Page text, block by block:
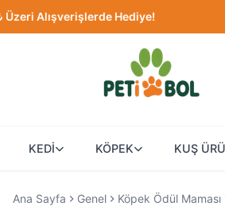
Hediye!
KEDİ KÖPEK KUŞ
Ana Sayfa Genel Köpek Ödül Maması